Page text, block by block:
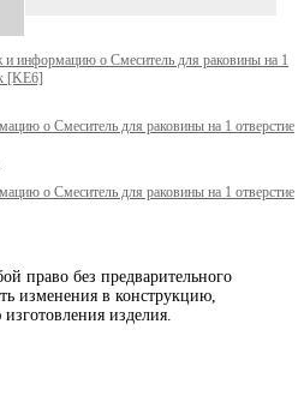
право без предварительного
изменения в конструкцию,
изделия.